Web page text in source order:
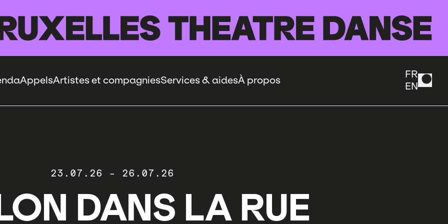
AppelsArtistes et compagniesServices & aidesÀ propos
FR
EN
23.07.26 - 26.07.26
DANS LA RUE